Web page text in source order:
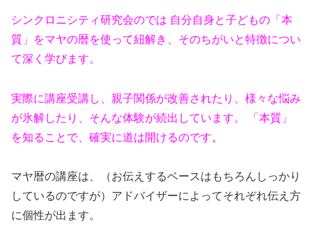
シンクロニシティ研究会のでは 自分自身と子どもの「本
質」をマヤの暦を使って紐解き、そのちがいと特徴につい
て深く学びます。
実際に講座受講し、親子関係が改善されたり、様々な悩み
が氷解したり、そんな体験が続出しています。 「本質」
を知ることで、確実に道は開けるのです。
マヤ暦の講座は、（お伝えするベースはもちろんしっかり
しているのですが）アドバイザーによってそれぞれ伝え方
に個性が出ます。